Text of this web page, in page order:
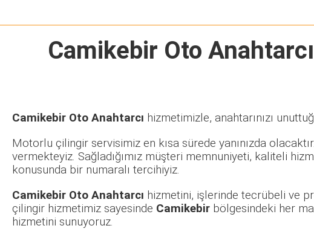
Camikebir Oto Anahtarcı
Camikebir Oto Anahtarcı hizmetimizle, anahtarınızı
Motorlu çilingir servisimiz en kısa sürede yanınızda
vermekteyiz. Sağladığımız müşteri memnuniyeti, kaliteli
konusunda bir numaralı tercihiyiz.
Camikebir Oto Anahtarcı hizmetini, işlerinde tecrübeli ve
çilingir hizmetimiz sayesinde Camikebir bölgesindeki her
hizmetini sunuyoruz.